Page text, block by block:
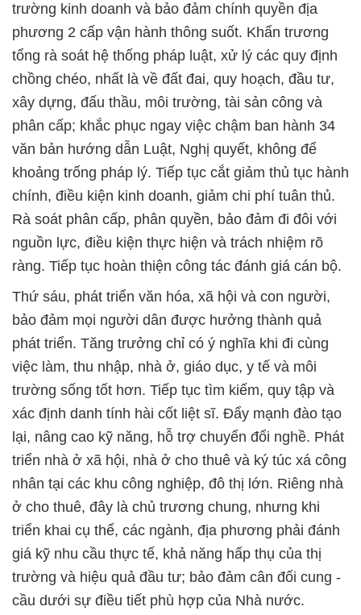
trường kinh doanh và bảo đảm chính quyền địa
phương 2 cấp vận hành thông suốt. Khẩn trương
tổng rà soát hệ thống pháp luật, xử lý các quy định
chồng chéo, nhất là về đất đai, quy hoạch, đầu tư,
xây dựng, đấu thầu, môi trường, tài sản công và
phân cấp; khắc phục ngay việc chậm ban hành 34
văn bản hướng dẫn Luật, Nghị quyết, không để
khoảng trống pháp lý. Tiếp tục cắt giảm thủ tục hành
chính, điều kiện kinh doanh, giảm chi phí tuân thủ.
Rà soát phân cấp, phân quyền, bảo đảm đi đôi với
nguồn lực, điều kiện thực hiện và trách nhiệm rõ
ràng. Tiếp tục hoàn thiện công tác đánh giá cán bộ.
Thứ sáu, phát triển văn hóa, xã hội và con người,
bảo đảm mọi người dân được hưởng thành quả
phát triển. Tăng trưởng chỉ có ý nghĩa khi đi cùng
việc làm, thu nhập, nhà ở, giáo dục, y tế và môi
trường sống tốt hơn. Tiếp tục tìm kiếm, quy tập và
xác định danh tính hài cốt liệt sĩ. Đẩy mạnh đào tạo
lại, nâng cao kỹ năng, hỗ trợ chuyển đổi nghề. Phát
triển nhà ở xã hội, nhà ở cho thuê và ký túc xá công
nhân tại các khu công nghiệp, đô thị lớn. Riêng nhà
ở cho thuê, đây là chủ trương chung, nhưng khi
triển khai cụ thể, các ngành, địa phương phải đánh
giá kỹ nhu cầu thực tế, khả năng hấp thụ của thị
trường và hiệu quả đầu tư; bảo đảm cân đối cung -
cầu dưới sự điều tiết phù hợp của Nhà nước.